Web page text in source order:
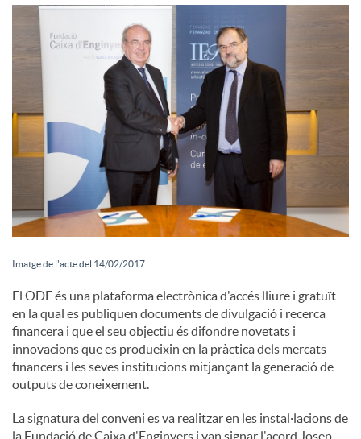
l
Imatge de l'acte del 14/02/2017
El ODF és una plataforma electrònica d'accés lliure i gratuït
en la qual es publiquen documents de divulgació i recerca
financera i que el seu objectiu és difondre novetats i
innovacions que es produeixin en la pràctica dels mercats
financers i les seves institucions mitjançant la generació de
outputs de coneixement.
La signatura del conveni es va realitzar en les instal·lacions de
la Fundació de Caixa d'Enginyers i van signar l'acord Josep